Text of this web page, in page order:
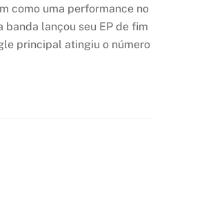
como uma performance no
banda lançou seu EP de fim
principal atingiu o número